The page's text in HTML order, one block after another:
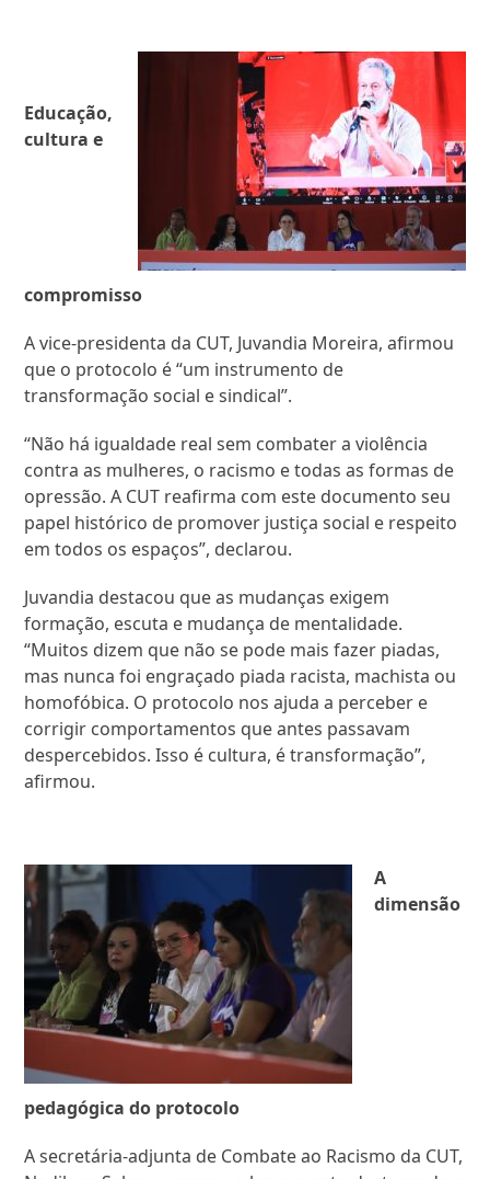
Educação,
cultura e
compromisso
A vice-presidenta da CUT, Juvandia Moreira, afirmou
que o protocolo é “um instrumento de
transformação social e sindical”.
“Não há igualdade real sem combater a violência
contra as mulheres, o racismo e todas as formas de
opressão. A CUT reafirma com este documento seu
papel histórico de promover justiça social e respeito
em todos os espaços”, declarou.
Juvandia destacou que as mudanças exigem
formação, escuta e mudança de mentalidade.
“Muitos dizem que não se pode mais fazer piadas,
mas nunca foi engraçado piada racista, machista ou
homofóbica. O protocolo nos ajuda a perceber e
corrigir comportamentos que antes passavam
despercebidos. Isso é cultura, é transformação”,
afirmou.
A
dimensão
pedagógica do protocolo
A secretária-adjunta de Combate ao Racismo da CUT,